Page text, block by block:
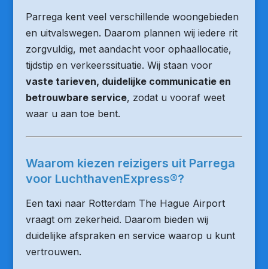
Parrega kent veel verschillende woongebieden
en uitvalswegen. Daarom plannen wij iedere rit
zorgvuldig, met aandacht voor ophaallocatie,
tijdstip en verkeerssituatie. Wij staan voor
vaste tarieven, duidelijke communicatie en
betrouwbare service, zodat u vooraf weet
waar u aan toe bent.
Waarom kiezen reizigers uit Parrega
voor LuchthavenExpress®?
Een taxi naar Rotterdam The Hague Airport
vraagt om zekerheid. Daarom bieden wij
duidelijke afspraken en service waarop u kunt
vertrouwen.